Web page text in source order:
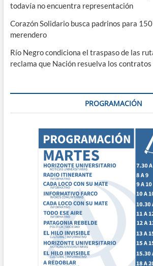
todavía no encuentra representación
Corazón Solidario busca padrinos para
merendero
Río Negro condiciona el traspaso de las
reclama que Nación resuelva los
PROGRAMACIÓN